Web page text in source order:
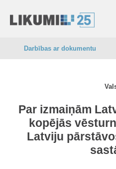
Darbības ar dokumentu
Par izmaiņām
kopējās
Latviju